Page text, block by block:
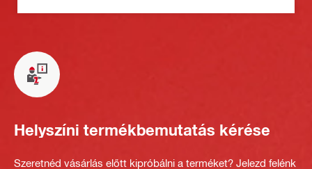
Helyszíni termékbemutatás kérése
Szeretnéd vásárlás előtt kipróbálni a terméket? Jelezd felénk